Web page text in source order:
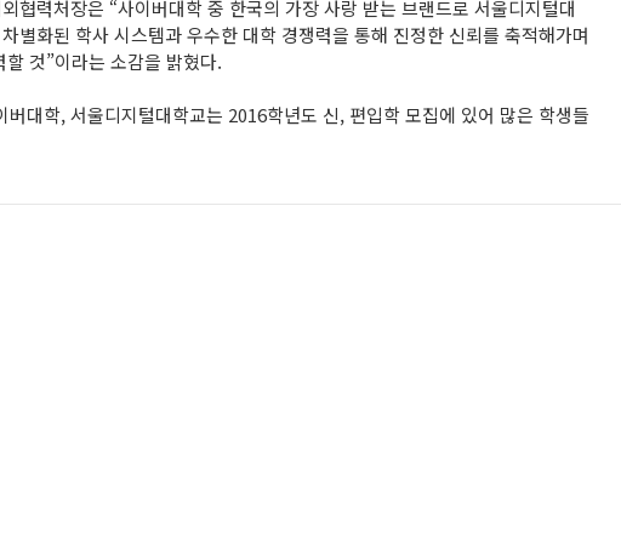
협력처장은 “사이버대학 중 한국의 가장 사랑 받는 브랜드로 서울디지털대
별화된 학사 시스템과 우수한 대학 경쟁력을 통해 진정한 신뢰를 축적해가며
것”이라는 소감을 밝혔다.
버대학, 서울디지털대학교는 2016학년도 신, 편입학 모집에 있어 많은 학생들